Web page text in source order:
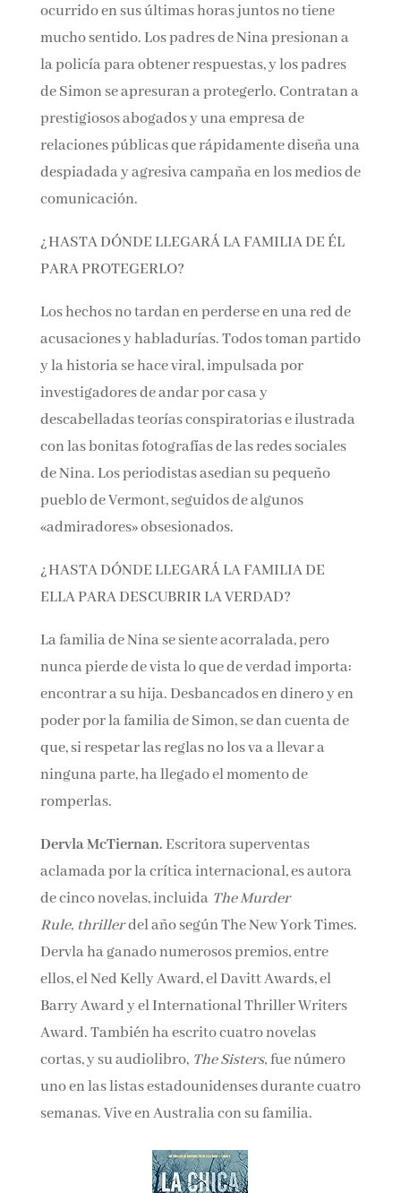
ocurrido en sus últimas horas juntos no tiene
mucho sentido. Los padres de Nina presionan a
la policía para obtener respuestas, y los padres
de Simon se apresuran a protegerlo. Contratan a
prestigiosos abogados y una empresa de
relaciones públicas que rápidamente diseña una
despiadada y agresiva campaña en los medios de
comunicación.
¿HASTA DÓNDE LLEGARÁ LA FAMILIA DE ÉL
PARA PROTEGERLO?
Los hechos no tardan en perderse en una red de
acusaciones y habladurías. Todos toman partido
y la historia se hace viral, impulsada por
investigadores de andar por casa y
descabelladas teorías conspiratorias e ilustrada
con las bonitas fotografías de las redes sociales
de Nina. Los periodistas asedian su pequeño
pueblo de Vermont, seguidos de algunos
«admiradores» obsesionados.
¿HASTA DÓNDE LLEGARÁ LA FAMILIA DE
ELLA PARA DESCUBRIR LA VERDAD?
La familia de Nina se siente acorralada, pero
nunca pierde de vista lo que de verdad importa:
encontrar a su hija. Desbancados en dinero y en
poder por la familia de Simon, se dan cuenta de
que, si respetar las reglas no los va a llevar a
ninguna parte, ha llegado el momento de
romperlas.
Dervla McTiernan.Escritora superventas
aclamada por la crítica internacional, es autora
de cinco novelas, incluida The Murder
Rule, thrillerdel año según The New York Times.
Dervla ha ganado numerosos premios, entre
ellos, el Ned Kelly Award, el Davitt Awards, el
Barry Award y el International Thriller Writers
Award. También ha escrito cuatro novelas
cortas, y su audiolibro, The Sisters,fue número
uno en las listas estadounidenses durante cuatro
semanas. Vive en Australia con su familia.